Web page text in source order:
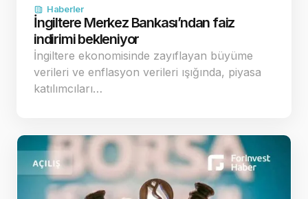
Haberler
İngiltere Merkez Bankası’ndan faiz
indirimi bekleniyor
İngiltere ekonomisinde zayıflayan büyüme
verileri ve enflasyon verileri ışığında, piyasa
katılımcıları…